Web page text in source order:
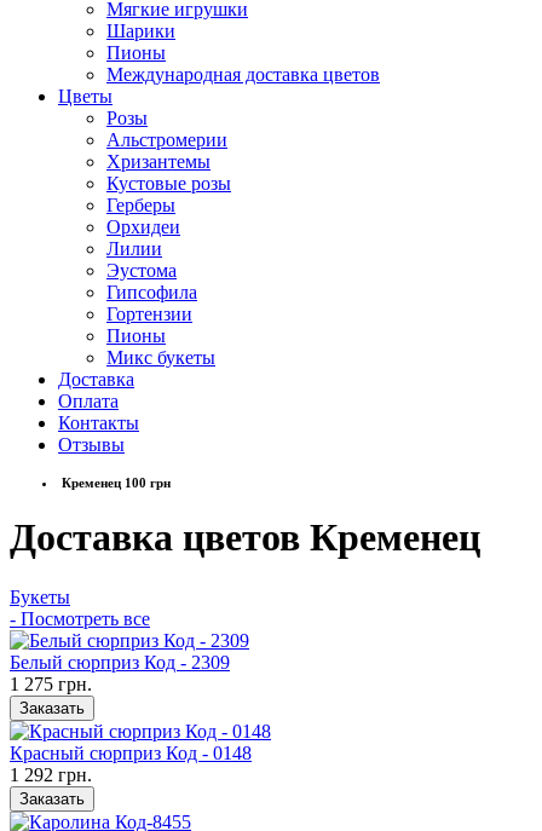
Мягкие игрушки
Шарики
Пионы
Международная доставка цветов
Цветы
Розы
Альстромерии
Хризантемы
Кустовые розы
Герберы
Орхидеи
Лилии
Эустома
Гипсофила
Гортензии
Пионы
Микс букеты
Доставка
Оплата
Контакты
Отзывы
Кременец 100 грн
Доставка цветов Кременец
Букеты
- Посмотреть все
Белый сюрприз Код - 2309
1 275 грн.
Заказать
Красный сюрприз Код - 0148
1 292 грн.
Заказать